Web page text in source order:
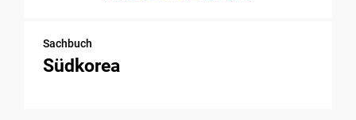
Sachbuch
Südkorea